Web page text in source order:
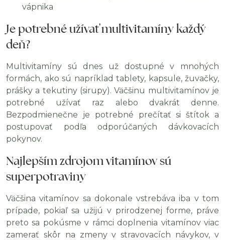
vápnika
Je potrebné užívať multivitamíny každý
deň?
Multivitamíny sú dnes už dostupné v mnohých
formách, ako sú napríklad tablety, kapsule, žuvačky,
prášky a tekutiny (sirupy). Väčšinu multivitamínov je
potrebné užívať raz alebo dvakrát denne.
Bezpodmienečne je potrebné prečítať si štítok a
postupovať podľa odporúčaných dávkovacích
pokynov.
Najlepším zdrojom vitamínov sú
superpotraviny
Väčšina vitamínov sa dokonale vstrebáva iba v tom
prípade, pokiaľ sa užijú v prirodzenej forme, práve
preto sa pokúsme v rámci doplnenia vitamínov viac
zamerať skôr na zmeny v stravovacích návykov, v